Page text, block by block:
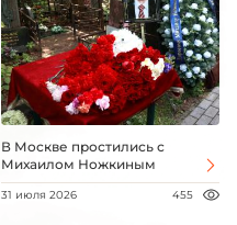
В Москве простились с
Михаилом Ножкиным
31 июля 2026 455